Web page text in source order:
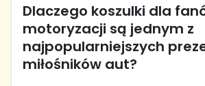
Dlaczego koszulki dla
motoryzacji są jednym z
najpopularniejszych
miłośników aut?